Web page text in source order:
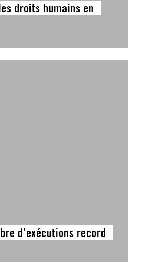
droits humains en
d’exécutions record